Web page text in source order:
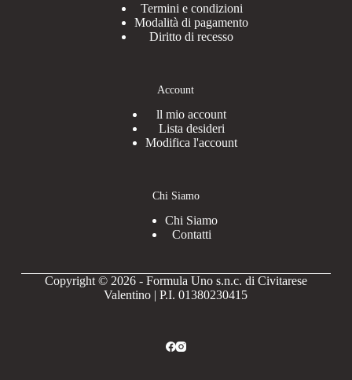
Termini e condizioni
Modalità di pagamento
Diritto di recesso
Account
ll mio account
Lista desideri
Modifica l'account
Chi Siamo
Chi Siamo
Contatti
Copyright © 2026 - Formula Uno s.n.c. di Civitarese
Valentino | P.I. 01380230415